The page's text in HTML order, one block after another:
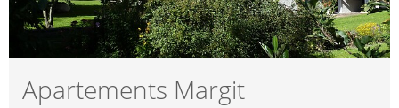
Apartements Margit